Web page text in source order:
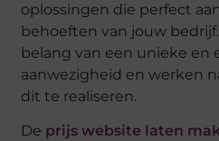
oplossingen die perfect
behoeften van jouw
belang van een unieke en
aanwezigheid en werken
dit te realiseren.
De prijs website laten